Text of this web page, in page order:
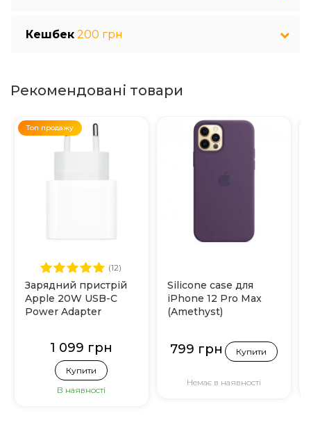
Кешбек 200 грн
Рекомендовані товари
Топ продажу
(12)
Зарядний пристрій
Apple 20W USB-C
Power Adapter
1 099 грн
Купити
В наявності
Silicone case для
iPhone 12 Pro Max
(Amethyst)
799 грн Купити
Немає в наявності